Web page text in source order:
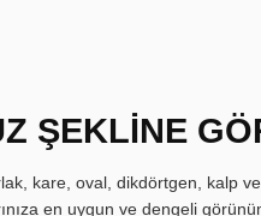
ŞEKLİNE
kare, oval, dikdörtgen, kalp
en uygun ve dengeli